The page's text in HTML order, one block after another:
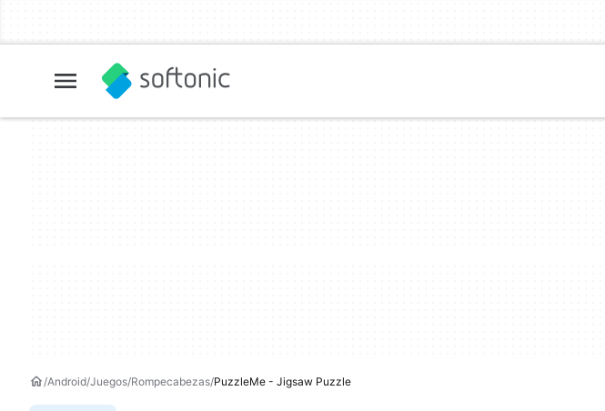
Android Juegos Rompecabezas PuzzleMe - Jigsaw Puzzle